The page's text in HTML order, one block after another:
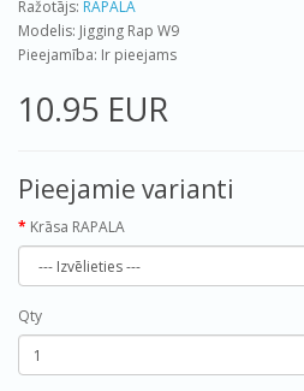
Ražotājs: RAPALA
Modelis: Jigging Rap W9
Pieejamība: Ir pieejams
10.95 EUR
Pieejamie varianti
Krāsa RAPALA
Qty